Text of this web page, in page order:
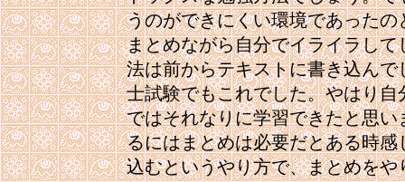
うのができにくい環境であった
まとめながら自分でイライラし
法は前からテキストに書き込ん
士試験でもこれでした。やはり
ではそれなりに学習できたと思
るにはまとめは必要だとある時
込むというやり方で、まとめをや